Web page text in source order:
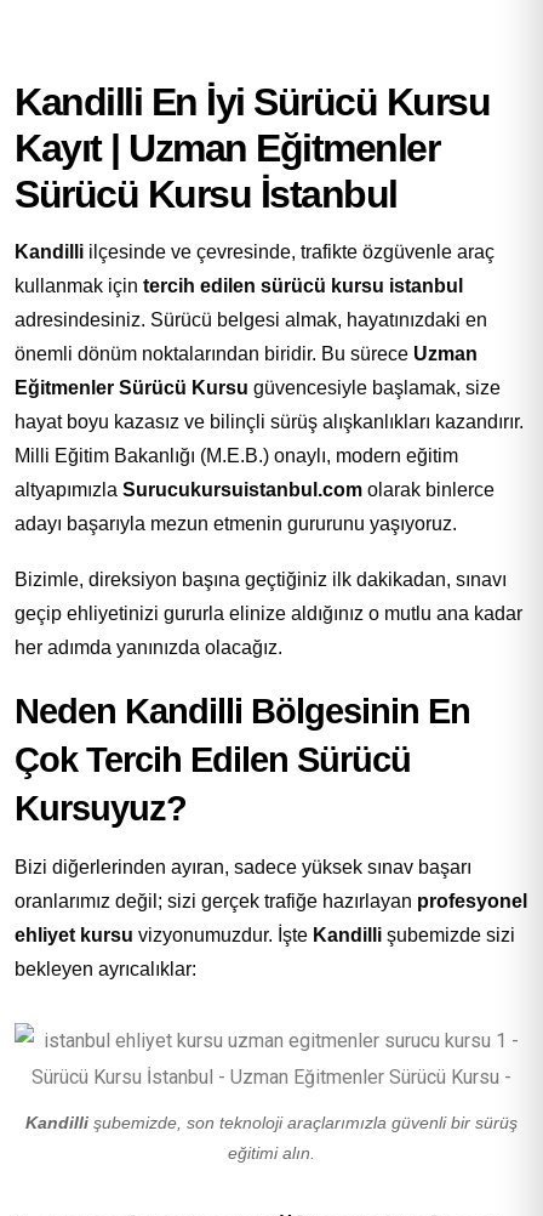
Kandilli En İyi Sürücü Kursu
Kayıt | Uzman Eğitmenler
Sürücü Kursu İstanbul
Kandilli ilçesinde ve çevresinde, trafikte özgüvenle araç
kullanmak için tercih edilen sürücü kursu istanbul
adresindesiniz. Sürücü belgesi almak, hayatınızdaki en
önemli dönüm noktalarından biridir. Bu sürece Uzman
Eğitmenler Sürücü Kursu güvencesiyle başlamak, size
hayat boyu kazasız ve bilinçli sürüş alışkanlıkları kazandırır.
Milli Eğitim Bakanlığı (M.E.B.) onaylı, modern eğitim
altyapımızla Surucukursuistanbul.com olarak binlerce
adayı başarıyla mezun etmenin gururunu yaşıyoruz.
Bizimle, direksiyon başına geçtiğiniz ilk dakikadan, sınavı
geçip ehliyetinizi gururla elinize aldığınız o mutlu ana kadar
her adımda yanınızda olacağız.
Neden Kandilli Bölgesinin En
Çok Tercih Edilen Sürücü
Kursuyuz?
Bizi diğerlerinden ayıran, sadece yüksek sınav başarı
oranlarımız değil; sizi gerçek trafiğe hazırlayan profesyonel
ehliyet kursu vizyonumuzdur. İşte Kandilli şubemizde sizi
bekleyen ayrıcalıklar:
Kandilli şubemizde, son teknoloji araçlarımızla güvenli bir sürüş
eğitimi alın.